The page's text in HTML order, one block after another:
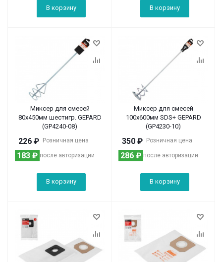
В корзину В корзину
Миксер для смесей
80х450мм шестигр. GEPARD
(GP4240-08)
Розничная цена
226 ₽
после авторизации
183 ₽
В корзину
Миксер для смесей
100х600мм SDS+ GEPARD
(GP4230-10)
Розничная цена
350 ₽
после авторизации
286 ₽
В корзину